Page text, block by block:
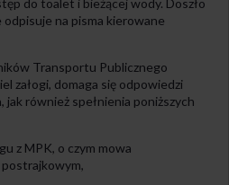
do toalet i bieżącej wody. Doszło
na pisma kierowane
Transportu Publicznego
załogi, domaga się odpowiedzi
również spełnienia poniższych
z MPK, o czym mowa